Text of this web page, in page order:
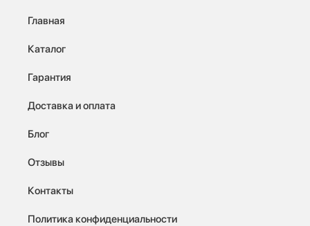
Главная
Каталог
Гарантия
Доставка и оплата
Блог
Отзывы
Контакты
Политика конфиденциальности